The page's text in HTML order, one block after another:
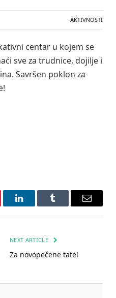
AKTIVNOSTI
centar u kojem se
sve za trudnice, dojilje i
Savršen poklon za
LinkedInTumblr Email
NEXT ARTICLE
Za novopečene tate!